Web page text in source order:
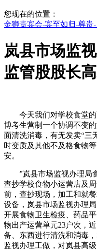
您现在的位置：
金狮贵宾会-宾至如归-尊贵
岚县市场监
监管股股长
今天我们对学校食堂的
博考生营制一个协调不变
面清洗消毒，有无发卖“三
时变质及其他不及格食物
安。
”岚县市场监视办理局
查抄学校食物小运营店及
前，查抄现场，加工和就
设备，岚县市场监视办理
开展食物卫生检疫、药品
物出产运营单元23户次，
备、东西进行清洗和消毒
监视办理工做，对岚县高